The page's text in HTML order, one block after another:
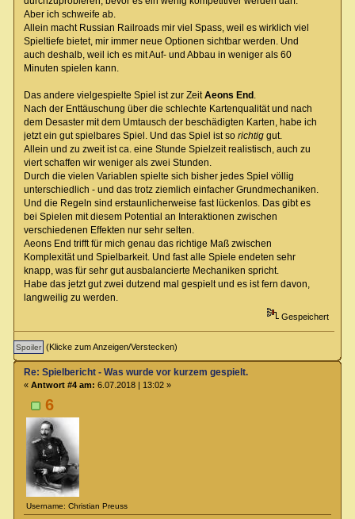
Aber ich schweife ab.
Allein macht Russian Railroads mir viel Spass, weil es wirklich viel
Spieltiefe bietet, mir immer neue Optionen sichtbar werden. Und
auch deshalb, weil ich es mit Auf- und Abbau in weniger als 60
Minuten spielen kann.
Das andere vielgespielte Spiel ist zur ZeitAeons End.
Nach der Enttäuschung über die schlechte Kartenqualität und nach
dem Desaster mit dem Umtausch der beschädigten Karten, habe ich
jetzt ein gut spielbares Spiel. Und das Spiel ist so richtiggut.
Allein und zu zweit ist ca. eine Stunde Spielzeit realistisch, auch zu
viert schaffen wir weniger als zwei Stunden.
Durch die vielen Variablen spielte sich bisher jedes Spiel völlig
unterschiedlich - und das trotz ziemlich einfacher Grundmechaniken.
Und die Regeln sind erstaunlicherweise fast lückenlos. Das gibt es
bei Spielen mit diesem Potential an Interaktionen zwischen
verschiedenen Effekten nur sehr selten.
Aeons End trifft für mich genau das richtige Maß zwischen
Komplexität und Spielbarkeit. Und fast alle Spiele endeten sehr
knapp, was für sehr gut ausbalancierte Mechaniken spricht.
Habe das jetzt gut zwei dutzend mal gespielt und es ist fern davon,
langweilig zu werden.
Gespeichert
(Klicke zum Anzeigen/Verstecken)
6
Username: Christian Preuss
Re: Spielbericht - Was wurde vor kurzem gespielt.
« Antwort #4 am: 6.07.2018 | 13:02 »